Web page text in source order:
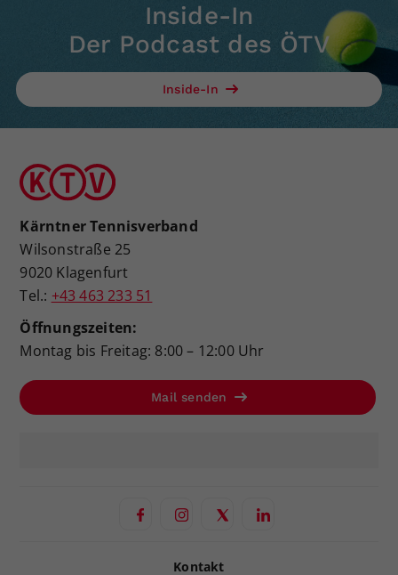
Inside-In
Der Podcast des ÖTV
Inside-In
Kärntner Tennisverband
Wilsonstraße 25
9020 Klagenfurt
Tel.: +43 463 233 51
Öffnungszeiten:
Montag bis Freitag: 8:00 – 12:00 Uhr
Mail senden
Kontakt